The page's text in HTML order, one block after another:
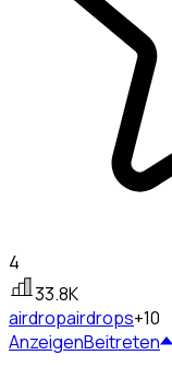
4
33.8K
airdropairdrops+10
AnzeigenBeitreten